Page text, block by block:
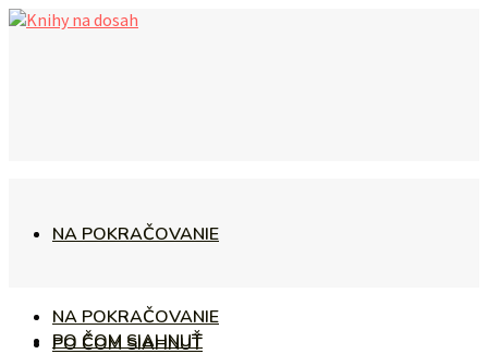
NA POKRAČOVANIE
PO ČOM SIAHNUŤ
NA POKRAČOVANIE
PO ČOM SIAHNUŤ